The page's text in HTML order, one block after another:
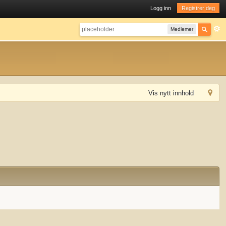
Logg inn Registrer deg
Medlemer
Vis nytt innhold